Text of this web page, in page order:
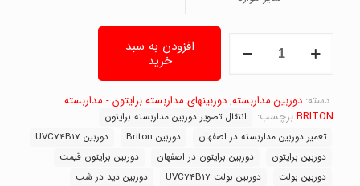
مداربسته
UVC74B17
عدد
افزودن به سبد
خرید
دسته: دوربین مداربسته,دوربینهای مداربسته برایتون - مداربسته
BRITONبرچسب:
انتقال تصویر دوربین مداربسته برایتون
تعمیر دوربین مداربسته در اصفهان
دوربین Briton
دوربین UVC74B17
دوربین برایتون
دوربین برایتون در اصفهان
دوربین برایتون قیمت
دوربین بولت
دوربین بولت UVC74B17
دوربین دید در شب